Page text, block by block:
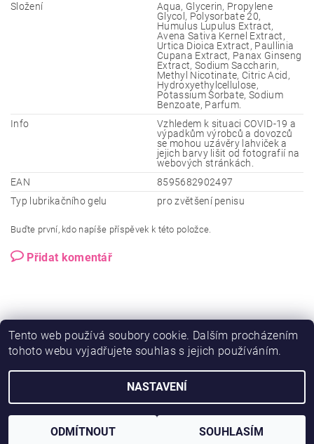
Složení
Aqua, Glycerin, Propylene
Glycol, Polysorbate 20,
Humulus Lupulus Extract,
Avena Sativa Kernel Extract,
Urtica Dioica Extract, Paullinia
Cupana Extract, Panax Ginseng
Extract, Sodium Saccharin,
Methyl Nicotinate, Citric Acid,
Hydroxyethylcellulose,
Potassium Sorbate, Sodium
Benzoate, Parfum.
Info
Vzhledem k situaci COVID-19 a
výpadkům výrobců a dovozců
se mohou uzávěry lahviček a
jejich barvy lišit od fotografií na
webových stránkách.
EAN
8595682902497
Typ lubrikačního gelu
pro zvětšení penisu
Buďte první, kdo napíše příspěvek k této položce.
Přidat komentář
Vytvořil Shoptet
Tento web používá soubory cookie. Dalším procházením
tohoto webu vyjadřujete souhlas s jejich používáním.
NASTAVENÍ
ODMÍTNOUT SOUHLASÍM